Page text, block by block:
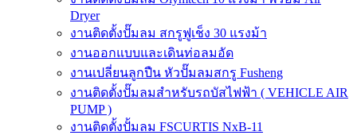
Dryer
งานติดตั้งปั๊มลม สกรูฟูเช็ง 30 แรงม้า
งานออกแบบและเดินท่อลมอัด
งานเปลี่ยนลูกปืน หัวปั๊มลมสกรู Fusheng
งานติดตั้งปั๊มลมสำหรับรถบัสไฟฟ้า ( VEHICLE AIR
PUMP )
งานติดตั้งปั้มลม FSCURTIS NxB-11